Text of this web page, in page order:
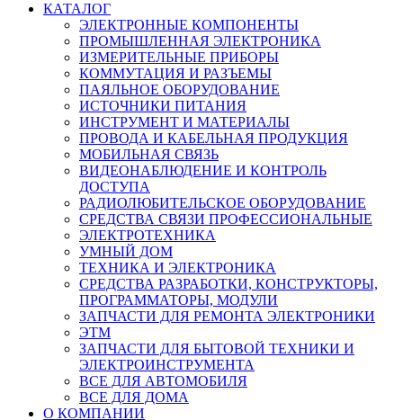
КАТАЛОГ
ЭЛЕКТРОННЫЕ КОМПОНЕНТЫ
ПРОМЫШЛЕННАЯ ЭЛЕКТРОНИКА
ИЗМЕРИТЕЛЬНЫЕ ПРИБОРЫ
КОММУТАЦИЯ И РАЗЪЕМЫ
ПАЯЛЬНОЕ ОБОРУДОВАНИЕ
ИСТОЧНИКИ ПИТАНИЯ
ИНСТРУМЕНТ И МАТЕРИАЛЫ
ПРОВОДА И КАБЕЛЬНАЯ ПРОДУКЦИЯ
МОБИЛЬНАЯ СВЯЗЬ
ВИДЕОНАБЛЮДЕНИЕ И КОНТРОЛЬ
ДОСТУПА
РАДИОЛЮБИТЕЛЬСКОЕ ОБОРУДОВАНИЕ
СРЕДСТВА СВЯЗИ ПРОФЕССИОНАЛЬНЫЕ
ЭЛЕКТРОТЕХНИКА
УМНЫЙ ДОМ
ТЕХНИКА И ЭЛЕКТРОНИКА
СРЕДСТВА РАЗРАБОТКИ, КОНСТРУКТОРЫ,
ПРОГРАММАТОРЫ, МОДУЛИ
ЗАПЧАСТИ ДЛЯ РЕМОНТА ЭЛЕКТРОНИКИ
ЭТМ
ЗАПЧАСТИ ДЛЯ БЫТОВОЙ ТЕХНИКИ И
ЭЛЕКТРОИНСТРУМЕНТА
ВСЕ ДЛЯ АВТОМОБИЛЯ
ВСЕ ДЛЯ ДОМА
О КОМПАНИИ